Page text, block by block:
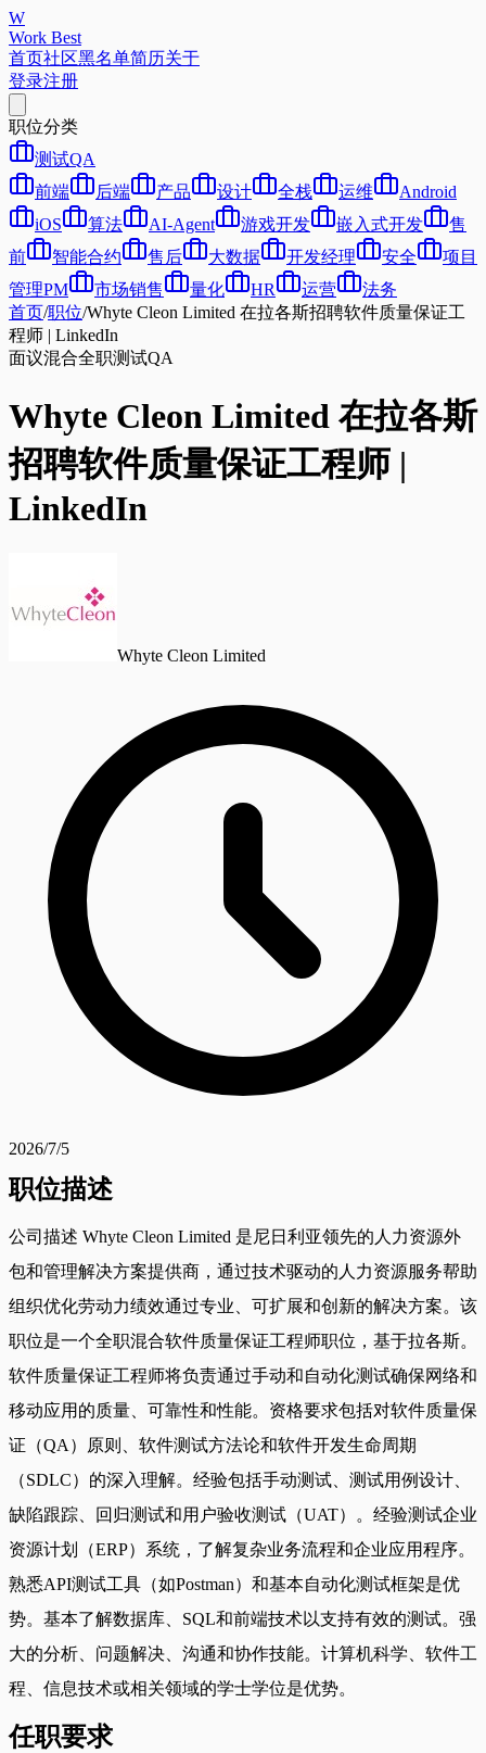
W
Work Best
首页社区黑名单简历关于
登录注册
职位分类
测试QA
前端
后端 产品 设计 全栈 运维
Android
iOS
算法 AI-Agent 游戏开发 嵌入式开发
售
前
智能合约 售后 大数据 开发经理 安全
项目
管理PM
市场销售 量化 HR 运营
法务
首页/职位/Whyte Cleon Limited 在拉各斯招聘软件质量保证工
程师 | LinkedIn
面议混合全职测试QA
Whyte Cleon Limited 在拉各斯
招聘软件质量保证工程师 |
LinkedIn
Whyte Cleon Limited
2026/7/5
职位描述
公司描述 Whyte Cleon Limited 是尼日利亚领先的人力资源外
包和管理解决方案提供商，通过技术驱动的人力资源服务帮助
组织优化劳动力绩效通过专业、可扩展和创新的解决方案。该
职位是一个全职混合软件质量保证工程师职位，基于拉各斯。
软件质量保证工程师将负责通过手动和自动化测试确保网络和
移动应用的质量、可靠性和性能。资格要求包括对软件质量保
证（QA）原则、软件测试方法论和软件开发生命周期
（SDLC）的深入理解。经验包括手动测试、测试用例设计、
缺陷跟踪、回归测试和用户验收测试（UAT）。经验测试企业
资源计划（ERP）系统，了解复杂业务流程和企业应用程序。
熟悉API测试工具（如Postman）和基本自动化测试框架是优
势。基本了解数据库、SQL和前端技术以支持有效的测试。强
大的分析、问题解决、沟通和协作技能。计算机科学、软件工
程、信息技术或相关领域的学士学位是优势。
任职要求